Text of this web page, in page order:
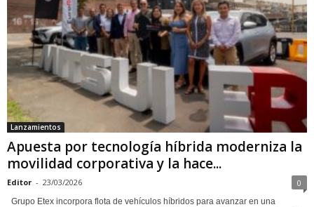
Lanzamientos
Apuesta por tecnología híbrida moderniza la
movilidad corporativa y la hace...
Editor - 23/03/2026 0
Grupo Etex incorpora flota de vehículos híbridos para avanzar en una